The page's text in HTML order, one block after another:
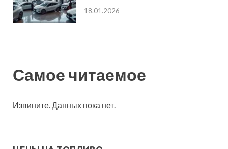
18.01.2026
Самое читаемое
Извините. Данных пока нет.